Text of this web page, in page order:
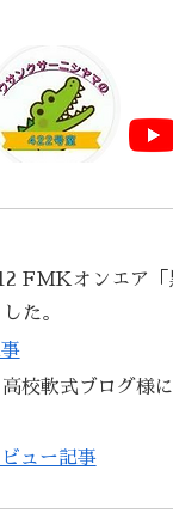
FMKオンエア「
た。​
校軟式ブログ様
ュー記事